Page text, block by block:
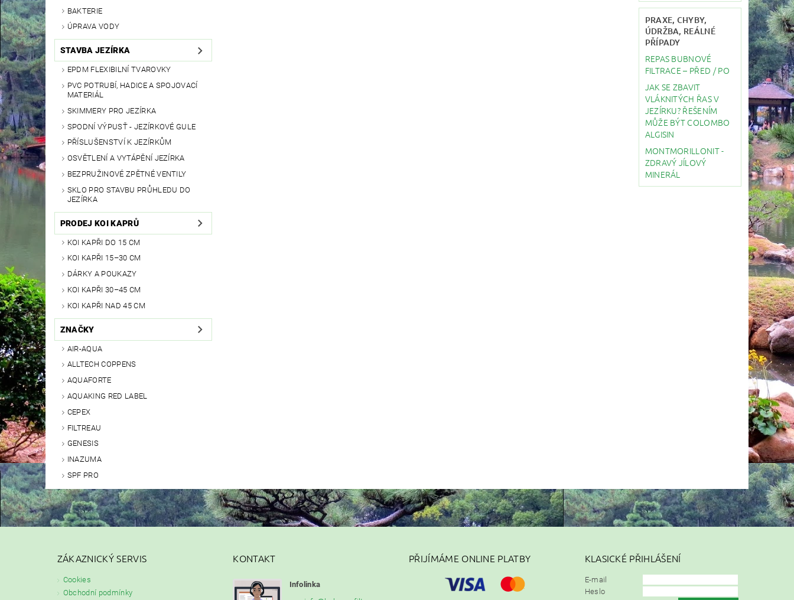
BAKTERIE
ÚPRAVA VODY
STAVBA JEZÍRKA
EPDM FLEXIBILNÍ TVAROVKY
PVC POTRUBÍ, HADICE A SPOJOVACÍ
MATERIÁL
SKIMMERY PRO JEZÍRKA
SPODNÍ VÝPUSŤ - JEZÍRKOVÉ GULE
PŘÍSLUŠENSTVÍ K JEZÍRKŮM
OSVĚTLENÍ A VYTÁPĚNÍ JEZÍRKA
BEZPRUŽINOVÉ ZPĚTNÉ VENTILY
SKLO PRO STAVBU PRŮHLEDU DO
JEZÍRKA
PRODEJ KOI KAPRŮ
KOI KAPŘI DO 15 CM
KOI KAPŘI 15–30 CM
DÁRKY A POUKAZY
KOI KAPŘI 30–45 CM
KOI KAPŘI NAD 45 CM
ZNAČKY
AIR-AQUA
ALLTECH COPPENS
AQUAFORTE
AQUAKING RED LABEL
CEPEX
FILTREAU
GENESIS
INAZUMA
SPF PRO
PRAXE, CHYBY,
ÚDRŽBA, REÁLNÉ
PŘÍPADY
REPAS BUBNOVÉ
FILTRACE – PŘED / PO
JAK SE ZBAVIT
VLÁKNITÝCH ŘAS V
JEZÍRKU? ŘEŠENÍM
MŮŽE BÝT COLOMBO
ALGISIN
MONTMORILLONIT -
ZDRAVÝ JÍLOVÝ
MINERÁL
ZÁKAZNICKÝ SERVIS
Cookies
Obchodní podmínky
KONTAKT
Infolinka
PŘIJÍMÁME ONLINE PLATBY KLASICKÉ PŘIHLÁŠENÍ
E-mail
Heslo